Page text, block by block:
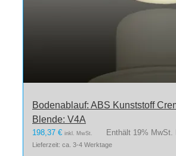
Bodenablauf: ABS Kunststoff
Blende: V4A
198,37 € inkl. MwSt. Enthält 19% MwSt.
Lieferzeit: ca. 3-4 Werktage